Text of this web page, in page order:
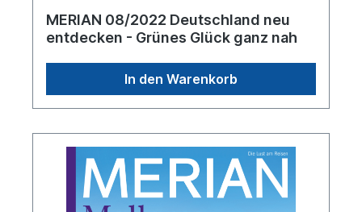
MERIAN 08/2022 Deutschland neu
entdecken - Grünes Glück ganz nah
In den Warenkorb